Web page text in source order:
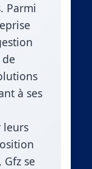
Parmi
à ses
leurs
se